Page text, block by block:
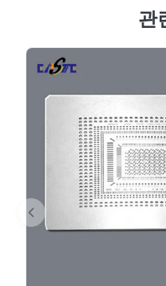
Based on 50
Jan 8.2026
Good communication and
관